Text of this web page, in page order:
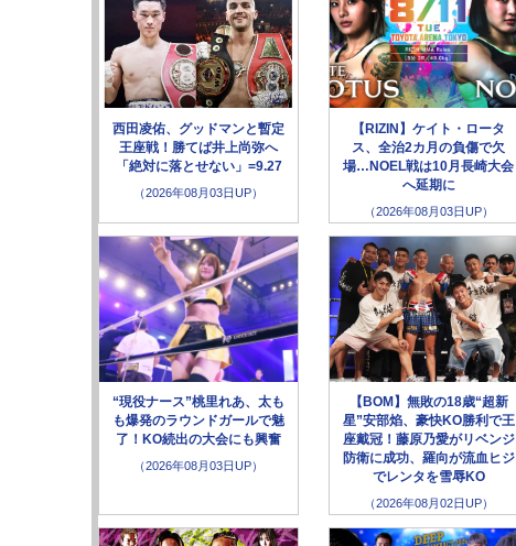
西田凌佑、グッドマンと暫定
王座戦！勝てば井上尚弥へ
「絶対に落とせない」=9.27
（2026年08月03日UP）
【RIZIN】ケイト・ロータ
ス、全治2カ月の負傷で欠
場…NOEL戦は10月長崎大会
へ延期に
（2026年08月03日UP）
“現役ナース”桃里れあ、太も
も爆発のラウンドガールで魅
了！KO続出の大会にも興奮
（2026年08月03日UP）
【BOM】無敗の18歳“超新
星”安部焰、豪快KO勝利で王
座戴冠！藤原乃愛がリベンジ
防衛に成功、羅向が流血ヒジ
でレンタを雪辱KO
（2026年08月02日UP）